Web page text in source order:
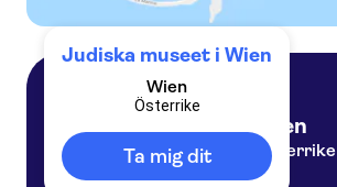
Judiska museet i Wien
Wien
Österrike
Ta mig dit
Wien
Österrike